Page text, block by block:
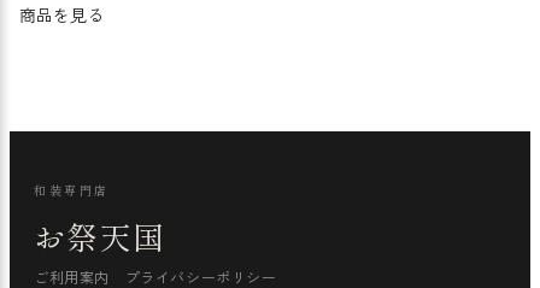
商品を見る
和装専門店
お祭天国
ご利用案内
プライバシーポリシー